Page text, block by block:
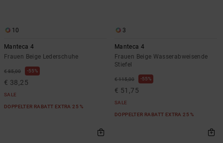
10
Manteca 4
Frauen Beige Lederschuhe
€ 85,00 55%
€ 38,25
SALE
DOPPELTER RABATT EXTRA 25 %
3
Manteca 4
Frauen Beige Wasserabweisende
Stiefel
€ 115,00 55%
€ 51,75
SALE
DOPPELTER RABATT EXTRA 25 %